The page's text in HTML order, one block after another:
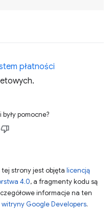
płatności
pomocne?
strony jest objęta licencją
4.0, a fragmenty kodu są
informacje na ten
Google Developers.